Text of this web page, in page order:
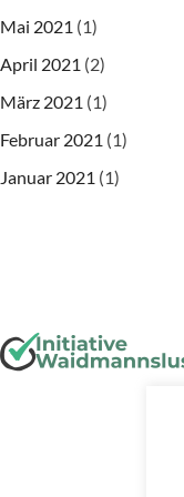
Mai 2021 (1)
April 2021 (2)
März 2021 (1)
Februar 2021 (1)
Januar 2021 (1)